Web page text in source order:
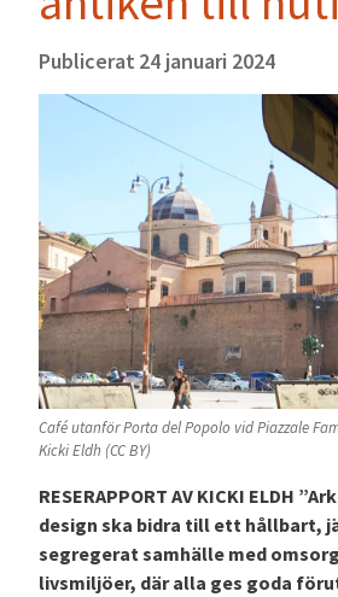
Publicerat 24 januari 2024
Café utanför Porta del Popolo vid Piazzale
Kicki Eldh (CC BY)
RESERAPPORT AV KICKI ELDH
design ska bidra till ett hållbart,
segregerat samhälle med
livsmiljöer, där alla ges goda